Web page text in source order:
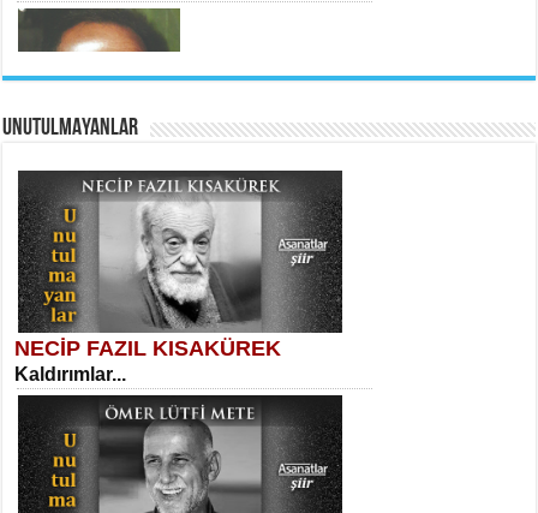
AHMET URFALI
Tahlil Denemesi...
SELAHATTİN YILDIZ
İnsanın Zindanı...
Necati Sarıca
Ben Kader Vurgunuyum Maria...
Sibel Orhan
İki Kırık Boşluk...
UNUTULMAYANLAR
NECİP FAZIL KISAKÜREK
Kaldırımlar...